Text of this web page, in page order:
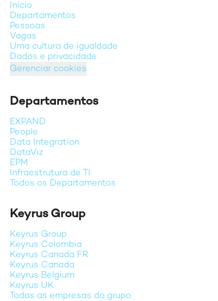
Início
Departamentos
Pessoas
Vagas
Uma cultura de igualdade
Dados e privacidade
Gerenciar cookies
Departamentos
EXPAND
People
Data Integration
DataViz
EPM
Infraestrutura de TI
Todos os Departamentos
Keyrus Group
Keyrus Group
Keyrus Colombia
Keyrus Canada FR
Keyrus Canada
Keyrus Belgium
Keyrus UK
Todas as empresas do grupo